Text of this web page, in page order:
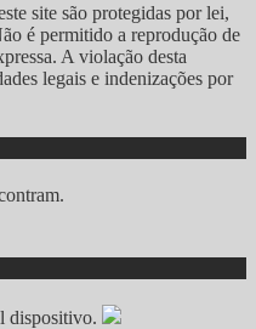
site são protegidas por lei,
é permitido a reprodução de
A violação desta
legais e indenizações por
dispositivo.